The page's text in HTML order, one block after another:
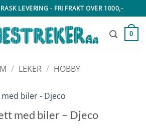
LEVERING - FRI FRAKT OVER 1000,-
0
/ LEKER / HOBBY
med biler – Djeco